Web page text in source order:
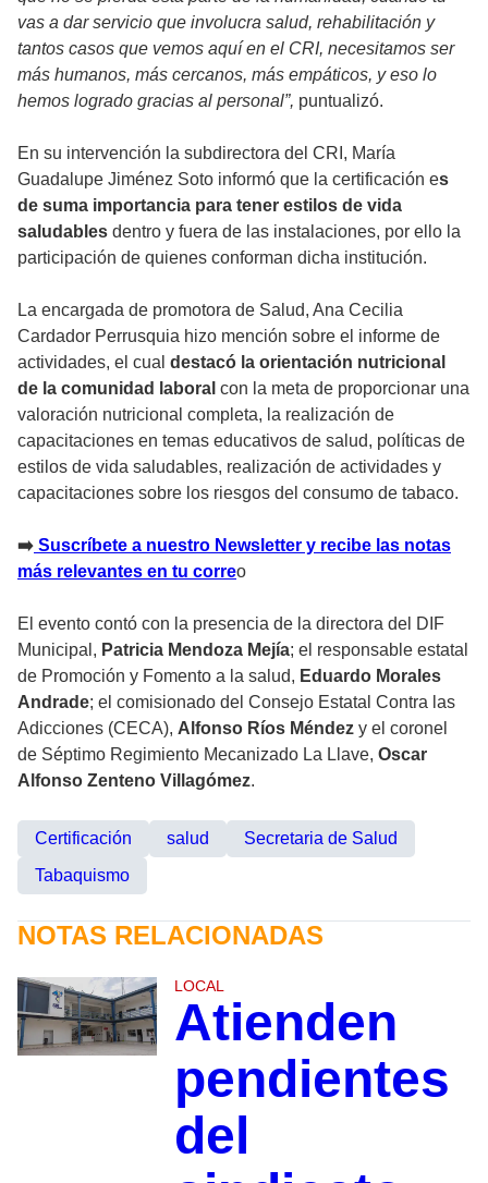
vas a dar servicio que involucra salud, rehabilitación y
tantos casos que vemos aquí en el CRI, necesitamos ser
más humanos, más cercanos, más empáticos, y eso lo
hemos logrado gracias al personal”, puntualizó.
En su intervención la subdirectora del CRI, María
Guadalupe Jiménez Soto informó que la certificación es
de suma importancia para tener estilos de vida
saludables dentro y fuera de las instalaciones, por ello la
participación de quienes conforman dicha institución.
La encargada de promotora de Salud, Ana Cecilia
Cardador Perrusquia hizo mención sobre el informe de
actividades, el cual destacó la orientación nutricional
de la comunidad laboral con la meta de proporcionar una
valoración nutricional completa, la realización de
capacitaciones en temas educativos de salud, políticas de
estilos de vida saludables, realización de actividades y
capacitaciones sobre los riesgos del consumo de tabaco.
➡ Suscríbete a nuestro Newsletter y recibe las notas
más relevantes en tu correo
El evento contó con la presencia de la directora del DIF
Municipal, Patricia Mendoza Mejía; el responsable estatal
de Promoción y Fomento a la salud, Eduardo Morales
Andrade; el comisionado del Consejo Estatal Contra las
Adicciones (CECA), Alfonso Ríos Méndez y el coronel
de Séptimo Regimiento Mecanizado La Llave, Oscar
Alfonso Zenteno Villagómez.
Certificación salud
Secretaria de Salud
Tabaquismo
NOTAS RELACIONADAS
LOCAL
Atienden
pendientes
del